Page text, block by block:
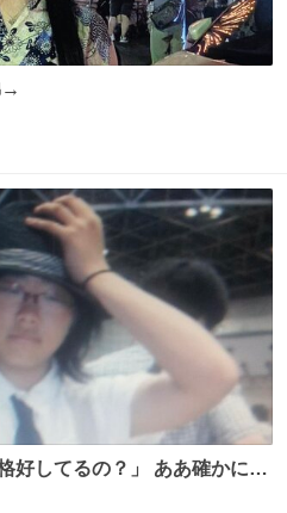
た写真 弟→
の？」 ああ確かに多
る時にはこんな格好しなくて